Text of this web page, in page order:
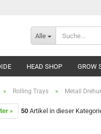
Alle
HEAD SHOP GROW
» Rolling Trays » Metall
» 50 Artikel in dieser